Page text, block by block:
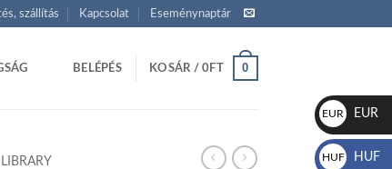
szállítás Kapcsolat Eseménynaptár
BELÉPÉS KOSÁR /0FT 0
LIBRARY
EUR
€
EUR
HUF HUF